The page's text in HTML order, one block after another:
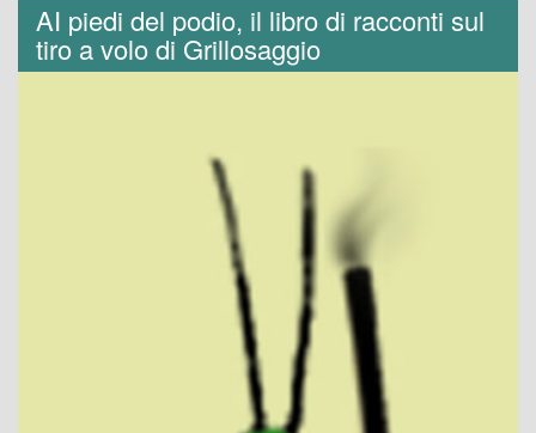
AI piedi del podio, il libro di racconti sul
tiro a volo di Grillosaggio